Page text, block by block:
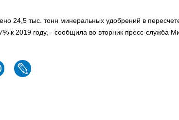
24,5 тыс. тонн минеральных удобрений в
к 2019 году, - сообщила во вторник пресс-служба